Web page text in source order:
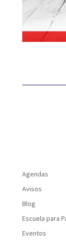
Agendas
Avisos
Blog
Escuela para
Eventos